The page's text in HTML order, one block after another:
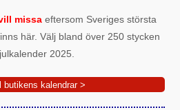
missaeftersom Sveriges största
här. Välj bland över 250 stycken
2025.
butikens kalendrar >